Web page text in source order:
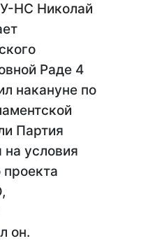
НС Николай
Раде 4
накануне по
Партия
на условия
проекта
он.